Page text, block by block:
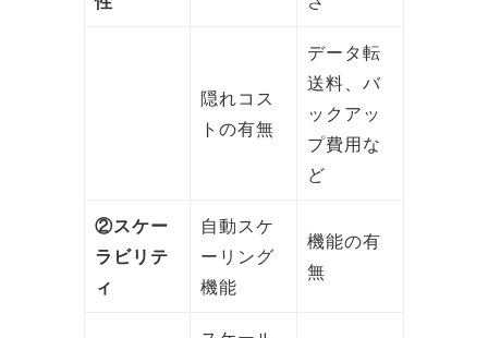
隠れコス
トの有無
データ転
送料、バ
ックアッ
プ費用な
ど
②スケー
ラビリテ
ィ
自動スケ
ーリング
機能
機能の有
無